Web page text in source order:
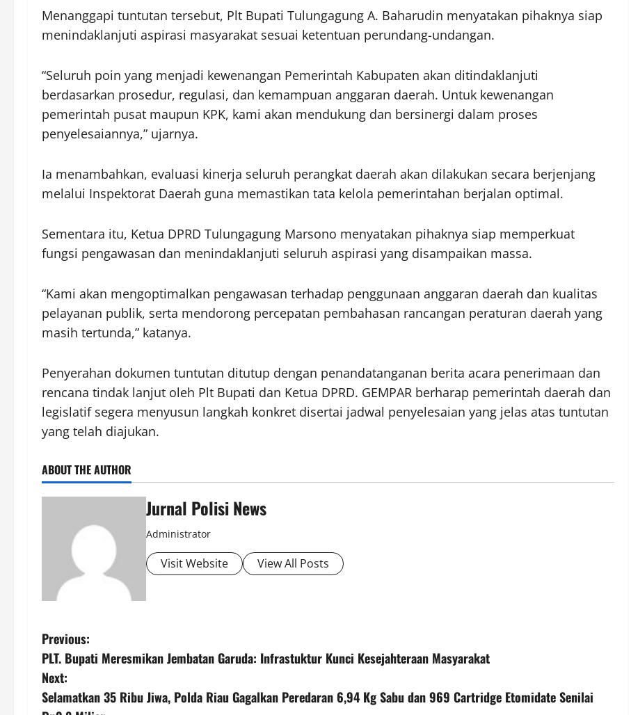
Menanggapi tuntutan tersebut, Plt Bupati Tulungagung A. Baharudin menyatakan pihaknya siap
menindaklanjuti aspirasi masyarakat sesuai ketentuan perundang-undangan.
“Seluruh poin yang menjadi kewenangan Pemerintah Kabupaten akan ditindaklanjuti
berdasarkan prosedur, regulasi, dan kemampuan anggaran daerah. Untuk kewenangan
pemerintah pusat maupun KPK, kami akan mendukung dan bersinergi dalam proses
penyelesaiannya,” ujarnya.
Ia menambahkan, evaluasi kinerja seluruh perangkat daerah akan dilakukan secara berjenjang
melalui Inspektorat Daerah guna memastikan tata kelola pemerintahan berjalan optimal.
Sementara itu, Ketua DPRD Tulungagung Marsono menyatakan pihaknya siap memperkuat
fungsi pengawasan dan menindaklanjuti seluruh aspirasi yang disampaikan massa.
“Kami akan mengoptimalkan pengawasan terhadap penggunaan anggaran daerah dan kualitas
pelayanan publik, serta mendorong percepatan pembahasan rancangan peraturan daerah yang
masih tertunda,” katanya.
Penyerahan dokumen tuntutan ditutup dengan penandatanganan berita acara penerimaan dan
rencana tindak lanjut oleh Plt Bupati dan Ketua DPRD. GEMPAR berharap pemerintah daerah dan
legislatif segera menyusun langkah konkret disertai jadwal penyelesaian yang jelas atas tuntutan
yang telah diajukan.
ABOUT THE AUTHOR
Jurnal Polisi News
Administrator
Visit Website View All Posts
P
o
s
Previous:
PLT. Bupati Meresmikan Jembatan Garuda: Infrastuktur Kunci Kesejahteraan Masyarakat
Next:
Selamatkan 35 Ribu Jiwa, Polda Riau Gagalkan Peredaran 6,94 Kg Sabu dan 969 Cartridge Etomidate Senilai